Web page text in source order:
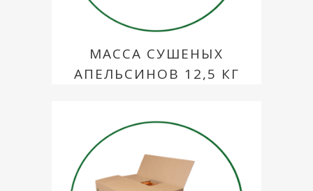
МАССА СУШЕНЫХ
АПЕЛЬСИНОВ 12,5 КГ